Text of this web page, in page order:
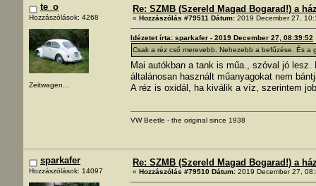
te_o
Hozzászólások: 4268
Zeitwagen...
Re: SZMB (Szereld Magad Bogarad!) a
« Hozzászólás #79511 Dátum: 2019 December 27,
Idézetet írta: sparkafer - 2019 December 27, 08:39:52
Csak a réz cső merevebb. Nehezebb a befűzése. És a
Mai autókban a tank is műa., szóval jó
általánosan használt műanyagokat nem
A réz is oxidál, ha kiválik a víz, szerintem
VW Beetle - the original since 1938
sparkafer
Hozzászólások: 14097
Re: SZMB (Szereld Magad Bogarad!) a
« Hozzászólás #79510 Dátum: 2019 December 27,